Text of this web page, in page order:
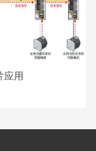
应用